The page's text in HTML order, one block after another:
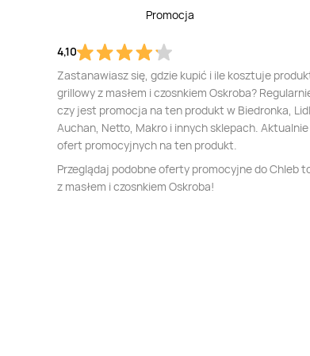
Promocja
4,10
Zastanawiasz się, gdzie kupić i ile kosztuje
grillowy z masłem i czosnkiem Oskroba?
czy jest promocja na ten produkt w Biedronka,
Auchan, Netto, Makro i innych sklepach.
ofert promocyjnych na ten produkt.
Przeglądaj podobne oferty promocyjne do Chleb
z masłem i czosnkiem Oskroba!